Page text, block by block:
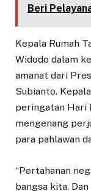
Beri
Kepala Rumah
Widodo dalam
amanat dari
Subianto.
peringatan Hari
mengenang
para pahlawan
“Pertahanan
bangsa kita.